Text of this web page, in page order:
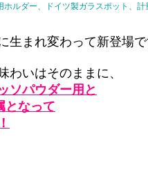
ルダー、ドイツ製ガラスポット、
生まれ変わって新登場
わいはそのままに、
ソパウダー用と
となって